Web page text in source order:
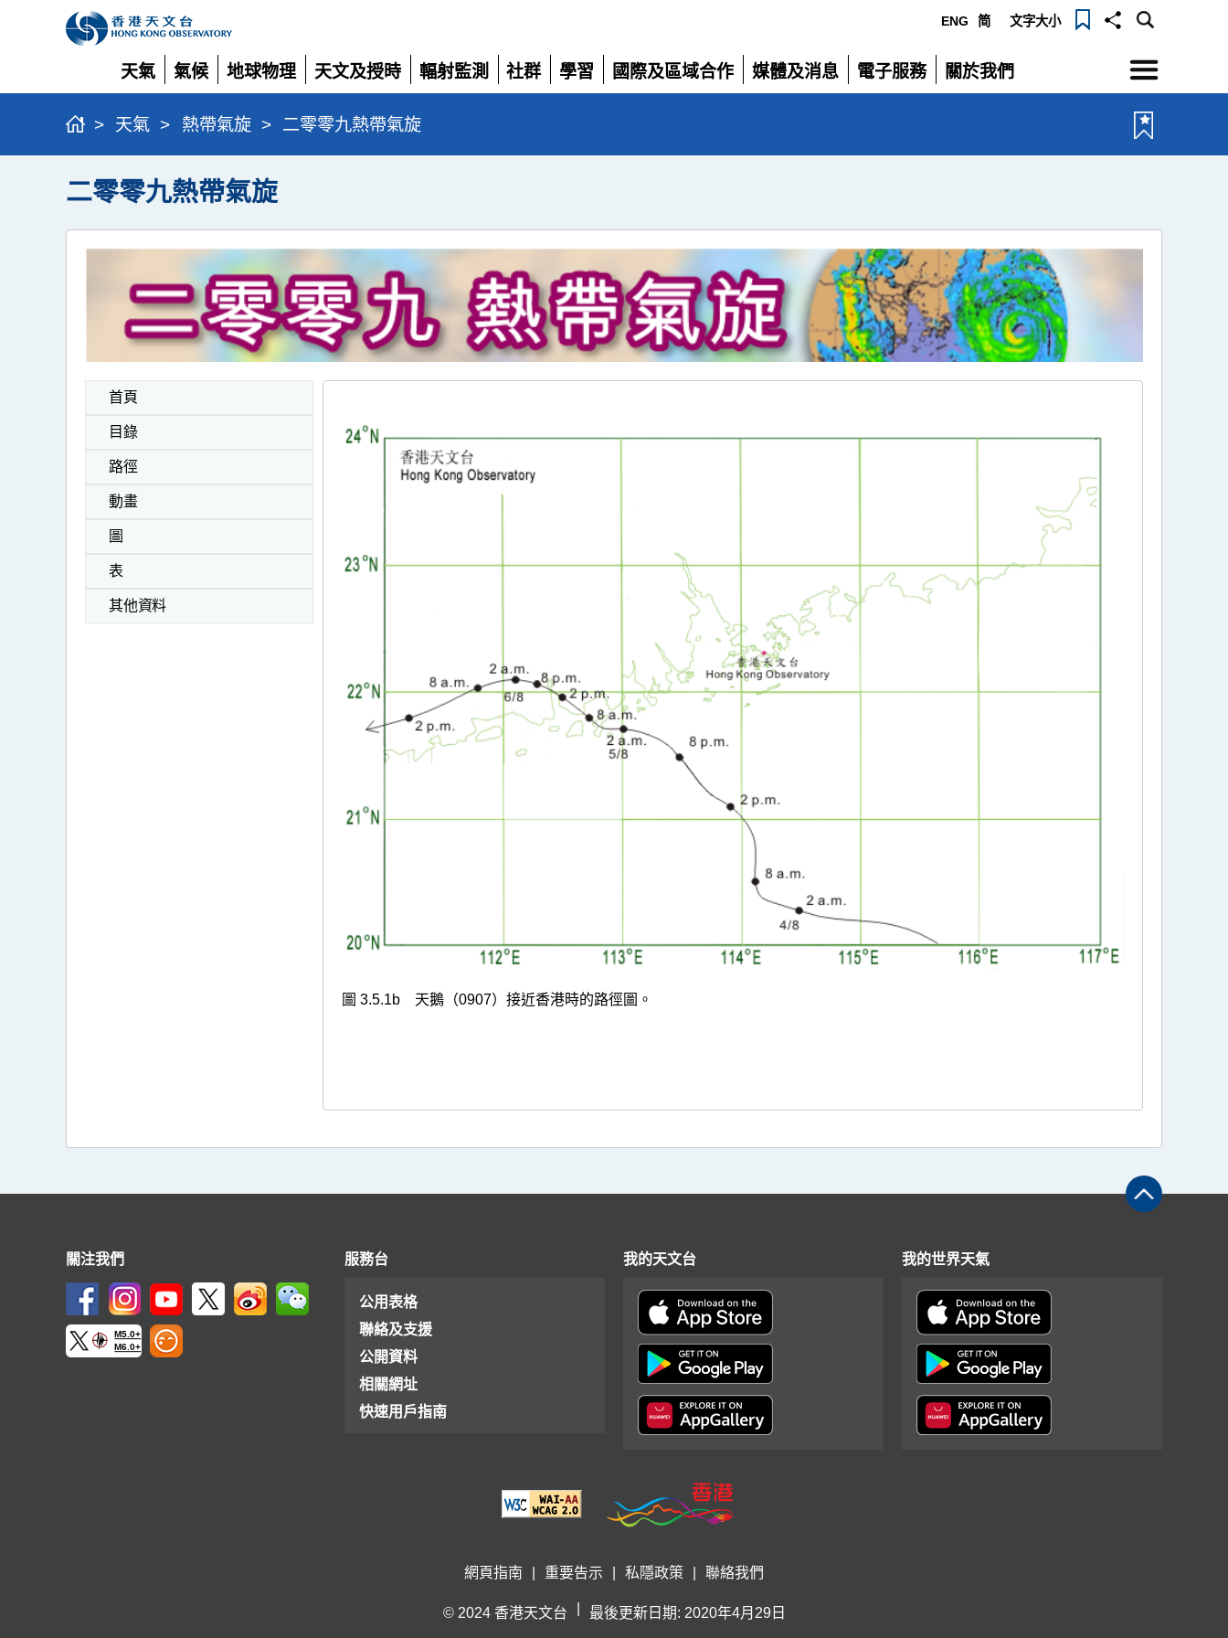
ENG 简 文字大小
天氣
展
開
氣候
展
開
地球物理
展
開
天文及授時
展
開
輻射監測
展
開
社群
展
學習
展
國際及區域合作
展
媒體及消息
展
電子服務
展
關於我們
展
選
單
> 天氣 > 熱帶氣旋 > 二零零九熱帶氣旋
二零零九熱帶氣旋
首頁
目錄
路徑
動畫
圖
表
其他資料
圖 3.5.1b 天鵝（0907）接近香港時的路徑圖。
關注我們
M5.0+
M6.0+
服務台
公用表格
聯絡及支援
公開資料
相關網址
快速用戶指南
我的天文台 我的世界天氣
網頁指南 重要告示 私隱政策 聯絡我們
© 2024 香港天文台 最後更新日期: 2020年4月29日